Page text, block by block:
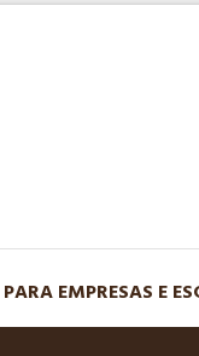
EMPRESAS E